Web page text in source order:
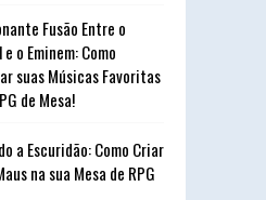
Fusão Entre o
o Eminem: Como
suas Músicas Favoritas
de Mesa!
a Escuridão: Como Criar
na sua Mesa de RPG